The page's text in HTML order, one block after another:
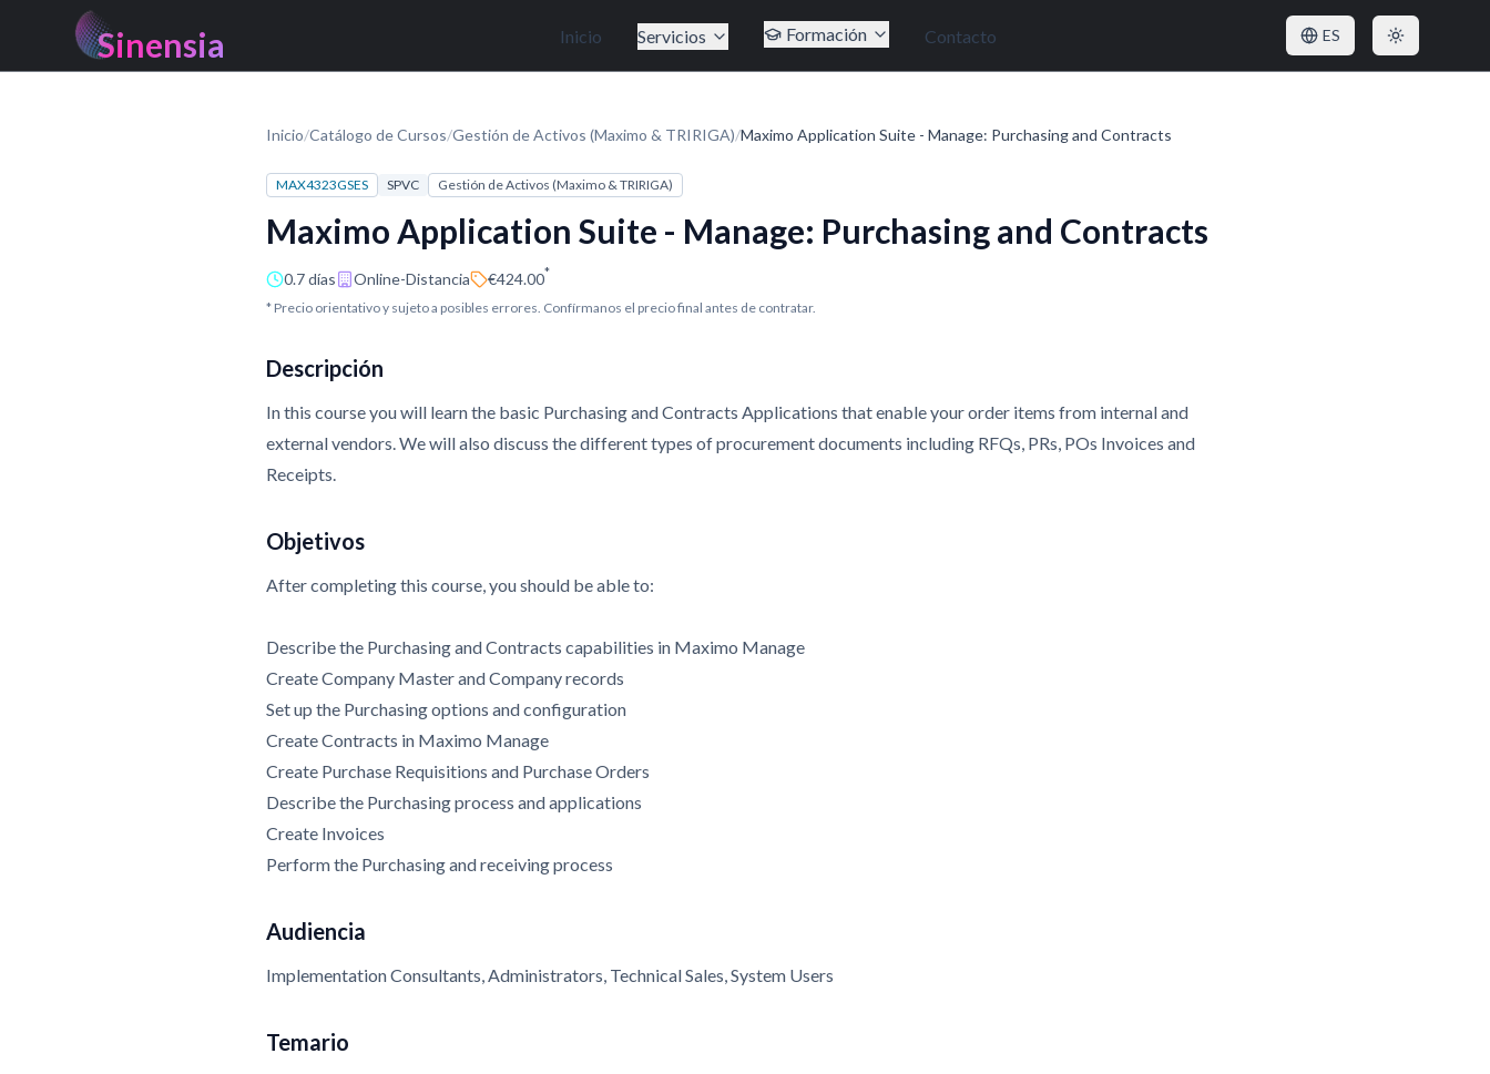
Sinensia Inicio Servicios Formación Contacto ES
Inicio/Catálogo de Cursos/Gestión de Activos (Maximo & TRIRIGA)/Maximo Application Suite - Manage: Purchasing and Contracts
MAX4323GSES SPVC Gestión de Activos (Maximo & TRIRIGA)
Maximo Application Suite - Manage: Purchasing and Contracts
0.7 días Online-Distancia €424.00*
* Precio orientativo y sujeto a posibles errores. Confírmanos el precio final antes de contratar.
Descripción
In this course you will learn the basic Purchasing and Contracts Applications that enable your order items from internal and
external vendors. We will also discuss the different types of procurement documents including RFQs, PRs, POs Invoices and
Receipts.
Objetivos
After completing this course, you should be able to:
Describe the Purchasing and Contracts capabilities in Maximo Manage
Create Company Master and Company records
Set up the Purchasing options and configuration
Create Contracts in Maximo Manage
Create Purchase Requisitions and Purchase Orders
Describe the Purchasing process and applications
Create Invoices
Perform the Purchasing and receiving process
Audiencia
Implementation Consultants, Administrators, Technical Sales, System Users
Temario